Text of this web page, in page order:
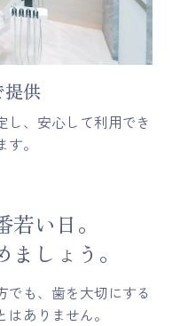
提供
し、安心して利用でき
。
い日。
しょう。
でも、歯を大切にする
ありません。